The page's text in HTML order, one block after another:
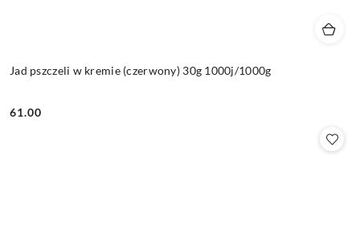
Jad pszczeli w kremie (czerwony) 30g 1000j/1000g
Cena:
61.00